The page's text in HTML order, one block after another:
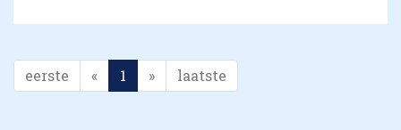
eerste « 1 » laatste